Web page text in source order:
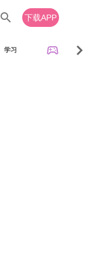
search 下载APP
学习 sports_esports chevron_right